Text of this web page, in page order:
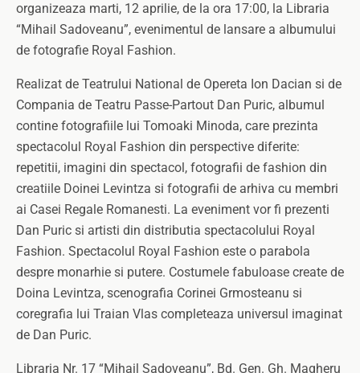
organizeaza marti, 12 aprilie, de la ora 17:00, la Libraria
“Mihail Sadoveanu”, evenimentul de lansare a albumului
de fotografie Royal Fashion.
Realizat de Teatrului National de Opereta Ion Dacian si de
Compania de Teatru Passe-Partout Dan Puric, albumul
contine fotografiile lui Tomoaki Minoda, care prezinta
spectacolul Royal Fashion din perspective diferite:
repetitii, imagini din spectacol, fotografii de fashion din
creatiile Doinei Levintza si fotografii de arhiva cu membri
ai Casei Regale Romanesti. La eveniment vor fi prezenti
Dan Puric si artisti din distributia spectacolului Royal
Fashion. Spectacolul Royal Fashion este o parabola
despre monarhie si putere. Costumele fabuloase create de
Doina Levintza, scenografia Corinei Grmosteanu si
coregrafia lui Traian Vlas completeaza universul imaginat
de Dan Puric.
Libraria Nr. 17 “Mihail Sadoveanu”, Bd. Gen. Gh. Magheru